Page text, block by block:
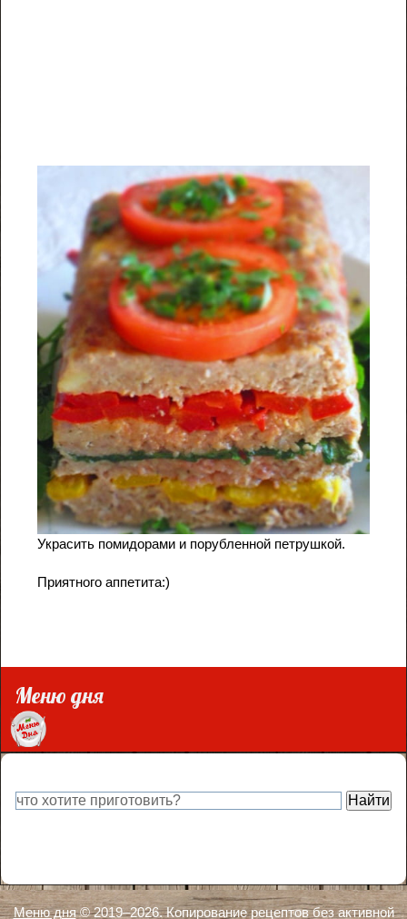
Украсить помидорами и порубленной петрушкой.
Приятного аппетита:)
Меню дня
Меню дня© 2019–2026. Копирование рецептов без активной